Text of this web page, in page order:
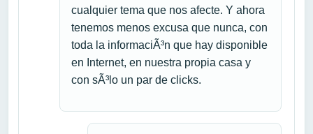
cualquier tema que nos afecte. Y ahora
tenemos menos excusa que nunca, con
toda la informaciÃ³n que hay disponible
en Internet, en nuestra propia casa y
con sÃ³lo un par de clicks.